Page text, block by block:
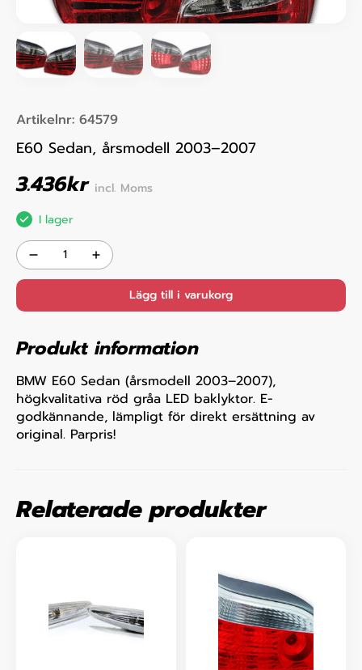
Artikelnr: 64579
E60 Sedan, årsmodell 2003–2007
3.436kr incl. Moms
I lager
Lägg till i varukorg
Produkt information
BMW E60 Sedan (årsmodell 2003–2007),
högkvalitativa röd gråa LED baklyktor. E-
godkännande, lämpligt för direkt ersättning av
original. Parpris!
Relaterade produkter